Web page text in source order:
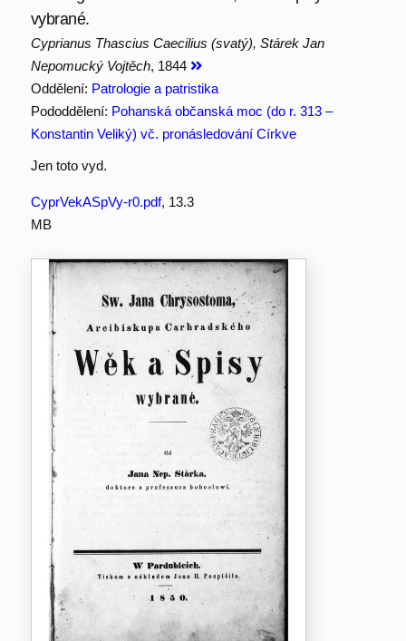
vybrané.
Cyprianus Thascius Caecilius (svatý), Stárek Jan
Nepomucký Vojtěch, 1844
Oddělení: Patrologie a patristika
Pododdělení: Pohanská občanská moc (do r. 313 –
Konstantin Veliký) vč. pronásledování Církve
Jen toto vyd.
CyprVekASpVy-r0.pdf, 13.3
MB